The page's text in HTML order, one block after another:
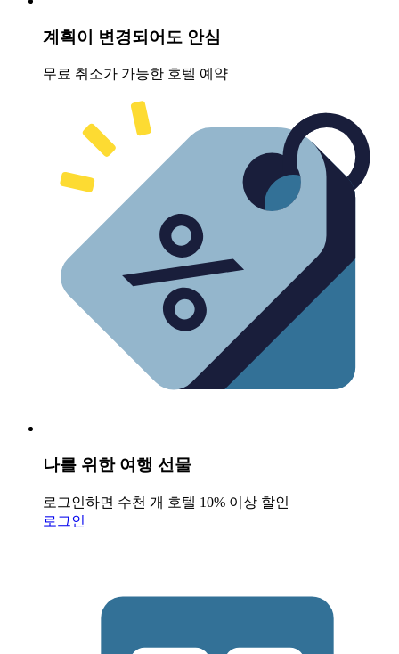
계획이 변경되어도 안심
무료 취소가 가능한 호텔 예약
나를 위한 여행 선물
로그인하면 수천 개 호텔 10% 이상 할인
로그인